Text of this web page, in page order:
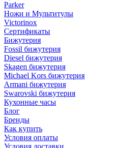
Parker
Ножи и Мультитулы
Victorinox
Сертификаты
Бижутерия
Fossil бижутерия
Diesel бижутерия
Skagen бижутерия
Michael Kors бижутерия
Armani бижутерия
Swarovski бижутерия
Кухонные часы
Блог
Бренды
Как купить
Условия оплаты
Условия доставки